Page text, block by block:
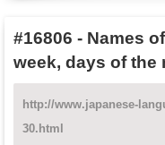
#16806 - Names
week, days of the
http://www.japanese-
30.html